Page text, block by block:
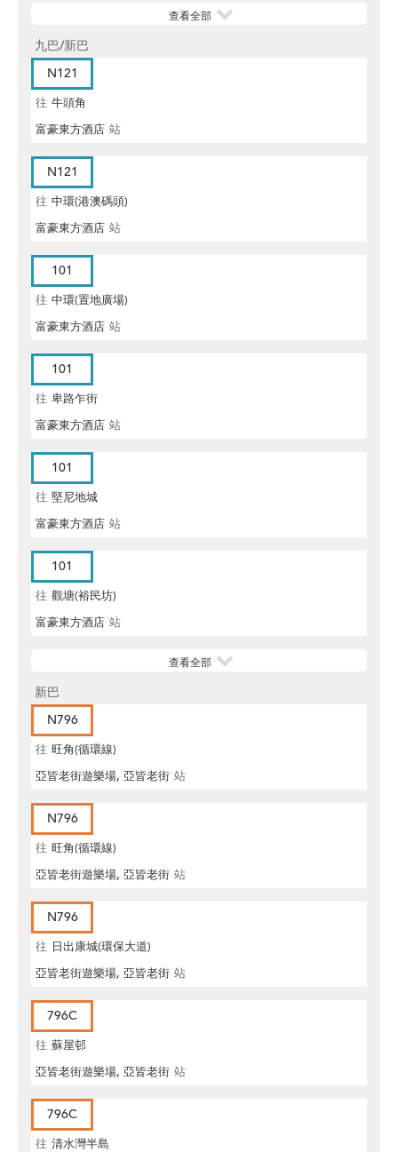
查看全部
九巴/新巴
N121
往 牛頭角
富豪東方酒店 站
N121
往 中環(港澳碼頭)
富豪東方酒店 站
101
往 中環(置地廣場)
富豪東方酒店 站
101
往 卑路乍街
富豪東方酒店 站
101
往 堅尼地城
富豪東方酒店 站
101
往 觀塘(裕民坊)
富豪東方酒店 站
查看全部
新巴
N796
往 旺角(循環線)
亞皆老街遊樂場, 亞皆老街 站
N796
往 旺角(循環線)
亞皆老街遊樂場, 亞皆老街 站
N796
往 日出康城(環保大道)
亞皆老街遊樂場, 亞皆老街 站
796C
往 蘇屋邨
亞皆老街遊樂場, 亞皆老街 站
796C
往 清水灣半島